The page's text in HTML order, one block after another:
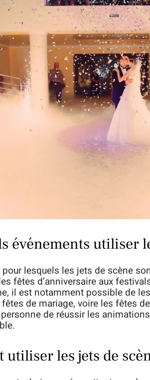
événements utiliser
lesquels les jets de scène
fêtes d’anniversaire aux
il est notamment possible de
de mariage, voire les fêtes
de réussir les
utiliser les jets de